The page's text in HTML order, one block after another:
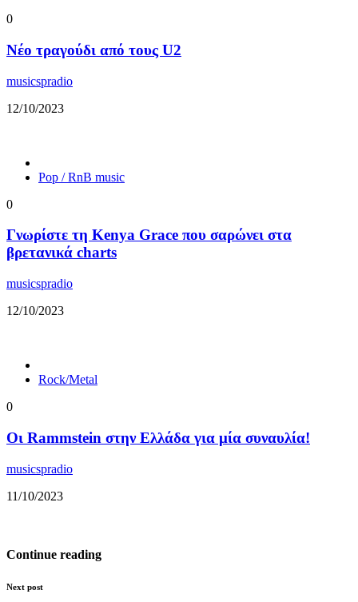
0
Νέο τραγούδι από τους U2
musicspradio
12/10/2023
Pop / RnB music
0
Γνωρίστε τη Kenya Grace που σαρώνει στα
βρετανικά charts
musicspradio
12/10/2023
Rock/Metal
0
Οι Rammstein στην Ελλάδα για μία συναυλία!
musicspradio
11/10/2023
Continue reading
Next post